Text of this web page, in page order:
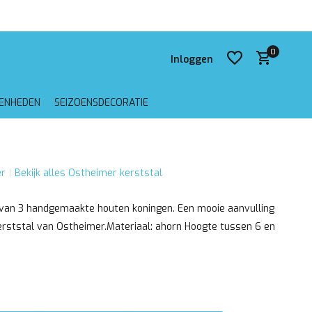
Inloggen
0
SEIZOENSDECORATIE
Bekijk alles Ostheimer kerststal
3 handgemaakte houten koningen. Een mooie aanvulling
van Ostheimer.Materiaal: ahorn Hoogte tussen 6 en